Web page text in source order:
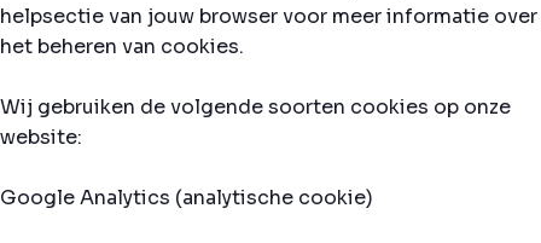
helpsectie van jouw browser voor meer informatie over
het beheren van cookies.
Wij gebruiken de volgende soorten cookies op onze
website:
Google Analytics (analytische cookie)